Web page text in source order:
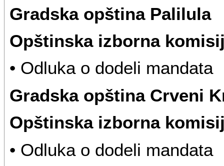
Gradska opština Palilula
Opštinska izborna
• Odluka o dodeli mandata
Gradska opština Crveni
Opštinska izborna
• Odluka o dodeli mandata